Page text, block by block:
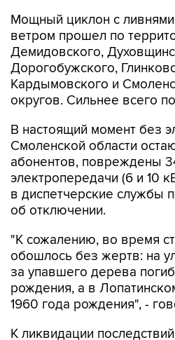
Мощный циклон с
ветром прошел по
Демидовского,
Дорогобужского,
Кардымовского и
округов. Сильнее всего
В настоящий момент без
Смоленской области
абонентов, повреждены
электропередачи (6 и 10
в диспетчерские службы
об отключении.
"К сожалению, во время
обошлось без жертв: на
за упавшего дерева
рождения, а в
1960 года рождения", -
К ликвидации